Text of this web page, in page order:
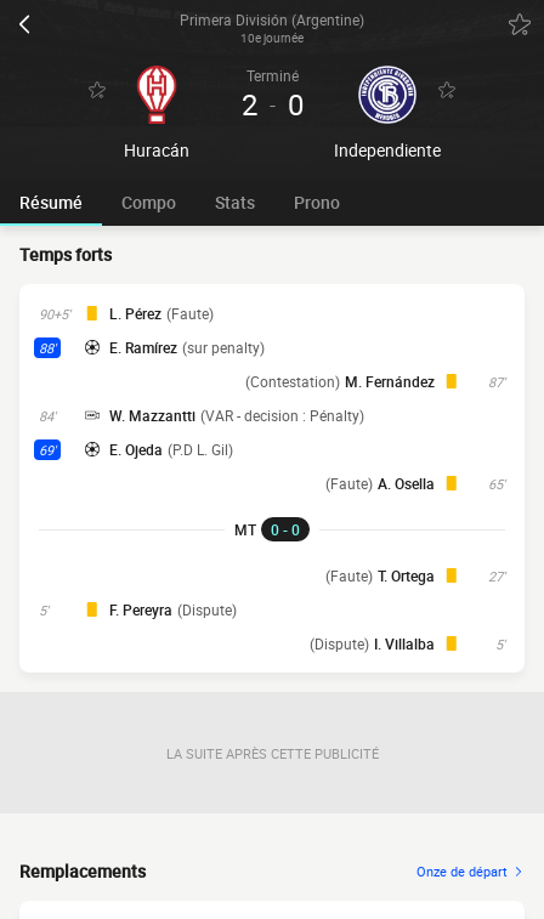
Primera División (Argentine)
10e journée
Huracán
Terminé
2 - 0
Independiente
Résumé Compo Stats Prono
Temps forts
90+5' L. Pérez (Faute)
88' E. Ramírez (sur penalty)
87'
M. Fernández
(Contestation)
84' W. Mazzantti (VAR - decision : Pénalty)
69' E. Ojeda (P.D L. Gil)
65'
A. Osella
(Faute)
MT 0 - 0
27'
T. Ortega
(Faute)
5' F. Pereyra (Dispute)
5'
I. Villalba
(Dispute)
LA SUITE APRÈS CETTE PUBLICITÉ
Remplacements Onze de départ